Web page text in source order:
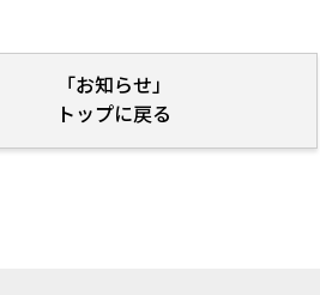
「お知らせ」
トップに戻る